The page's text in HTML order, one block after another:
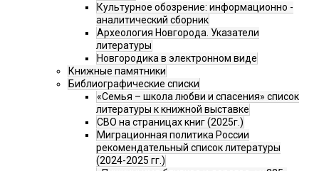
Культурное обозрение: информационно -
аналитический сборник
Археология Новгорода. Указатели
литературы
Новгородика в электронном виде
Книжные памятники
Библиографические списки
«Семья – школа любви и спасения» список
литературы к книжной выставке
СВО на страницах книг (2025г.)
Миграционная политика России
рекомендательный список литературы
(2024-2025 гг.)